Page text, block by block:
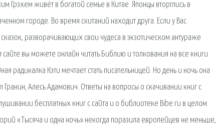
Грэхем живёт в богатой семье в Китае. Японцы вторглись в
городе. Во время скитаний находит друга. Если у Вас
разворачивающих свои чудеса в экзотическом антураже
вы можете онлайн читать Библию и толкования на все книги
радикалка Кэти мечтает стать писательницей. Но день и ночь она
Алесь Адамович. Ответы на вопросы о скачивании книг с
бесплатных книг с сайта и о библиотеке Bibe.ru в целом.
«Тысяча и одна ночь» некогда поразила европейцев не меньше,